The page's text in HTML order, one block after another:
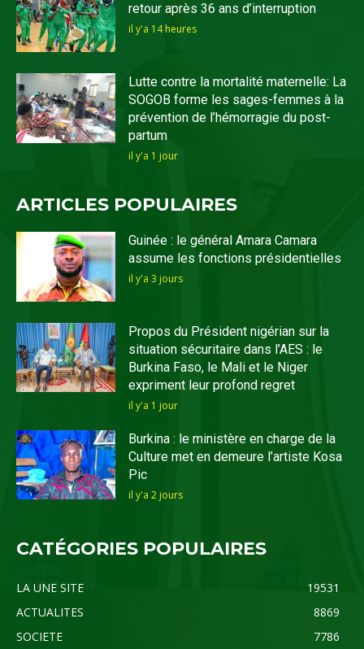
retour après 36 ans d’interruption
il y'a 14 heures
Lutte contre la mortalité maternelle: La
SOGOB forme les sages-femmes à la
prévention de l’hémorragie du post-
partum
il y'a 1 jour
ARTICLES POPULAIRES
Guinée : le général Amara Camara
assume les fonctions présidentielles
il y'a 3 jours
Propos du Président nigérian sur la
situation sécuritaire dans l’AES : le
Burkina Faso, le Mali et le Niger
expriment leur profond regret
il y'a 1 jour
Burkina : le ministère en charge de la
Culture met en demeure l’artiste Kosa
Pic
il y'a 2 jours
CATÉGORIES POPULAIRES
LA UNE SITE
19531
ACTUALITES
8869
SOCIETE
7786